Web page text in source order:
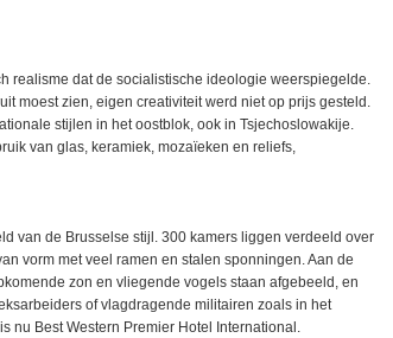
realisme dat de socialistische ideologie weerspiegelde.
moest zien, eigen creativiteit werd niet op prijs gesteld.
stijlen in het oostblok, ook in Tsjechoslowakije.
van glas, keramiek, mozaïeken en reliefs,
van de Brusselse stijl. 300 kamers liggen verdeeld over
vorm met veel ramen en stalen sponningen. Aan de
zon en vliegende vogels staan afgebeeld, en
of vlagdragende militairen zoals in het
nu Best Western Premier Hotel International.